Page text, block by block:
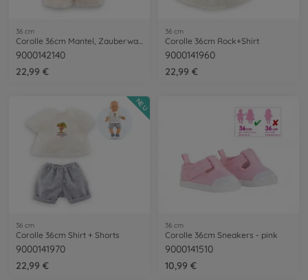
36 cm
9000142140
22,99 €
36 cm
Corolle 36cm Rock+Shirt
9000141960
22,99 €
36 cm
Corolle 36cm Shirt + Shorts
9000141970
22,99 €
NEU
36 cm
Corolle 36cm Sneakers - pink
9000141510
10,99 €